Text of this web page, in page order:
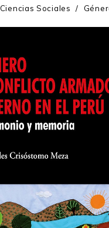
Ciencias Sociales